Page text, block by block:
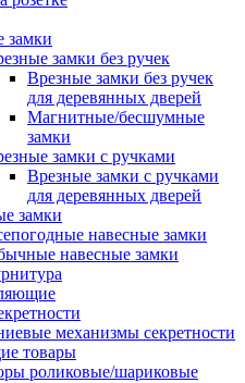
замки
замки без ручек
Врезные замки без ручек
для деревянных дверей
Магнитные/бесшумные
замки
замки с ручками
Врезные замки с ручками
для деревянных дверей
замки
навесные замки
навесные замки
механизмы секретности
товары
роликовые/шариковые